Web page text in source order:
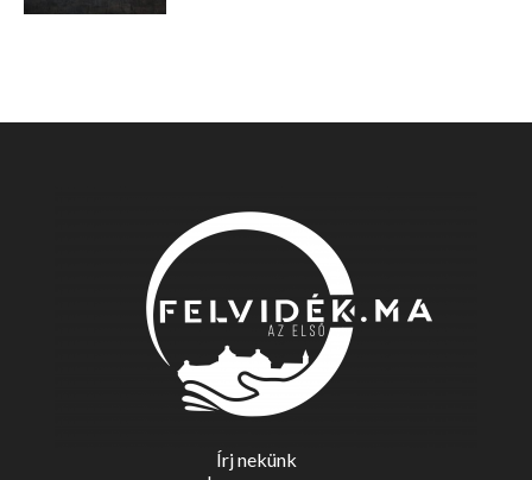
Írj nekünk